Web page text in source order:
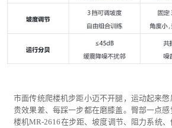
市面传统爬楼机步距小迈不开腿，运动起来
贵效果差、每踩一步都在磨膝盖。臀部一点
楼机MR-2616在步距、坡度调节、阻力系统